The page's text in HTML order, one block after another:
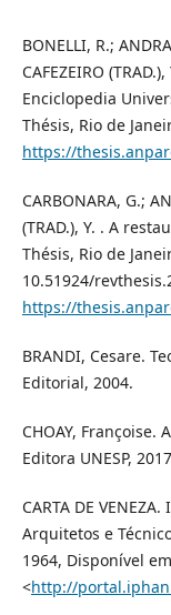
BONELLI, R.;
CAFEZEIRO
Enciclopedia
Thésis, Rio de
https://
CARBONARA, G.;
(TRAD.), Y. . A
Thésis, Rio de
10.51924/
https://
BRANDI, Cesare.
Editorial, 2004.
CHOAY,
Editora UNESP,
CARTA DE
Arquitetos e
1964, Disponível
<http://